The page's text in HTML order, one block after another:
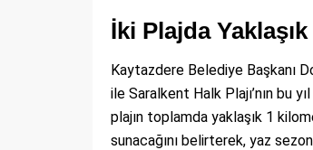
İki Plajda
Kaytazdere Belediye Başkanı
ile Saralkent Halk Plajı’nın bu
plajın toplamda yaklaşık 1
sunacağını belirterek, yaz